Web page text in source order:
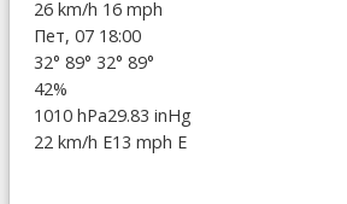
26 km/h 16 mph
Пет, 07 18:00
32° 89° 32° 89°
42%
1010 hPa29.83 inHg
22 km/h E13 mph E